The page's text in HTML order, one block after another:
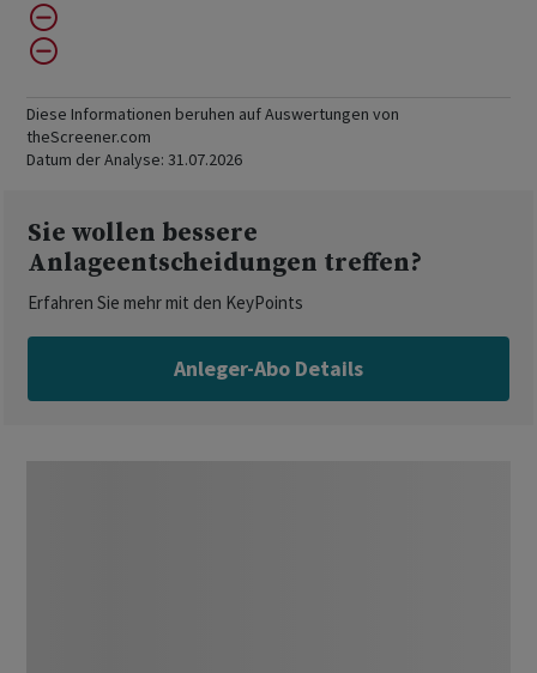
Diese Informationen beruhen auf Auswertungen von
theScreener.com
Datum der Analyse: 31.07.2026
Sie wollen bessere
Anlageentscheidungen treffen?
Erfahren Sie mehr mit den KeyPoints
Anleger-Abo Details